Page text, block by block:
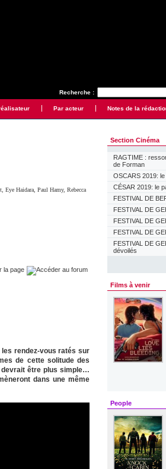
Recherche :
Par acteur Notes de la
,Eye Haidara ,Paul Hamy,Rebecca
rendez-vous ratés sur
de cette solitude des
devrait être plus simple…
dans une même
Section Cinéma
RAGTIME :
de Forman
OSCARS 2019:
CÉSAR 2019: le
FESTIVAL DE
FESTIVAL DE
FESTIVAL DE
FESTIVAL DE
FESTIVAL DE
dévoilés
Films à venir
People